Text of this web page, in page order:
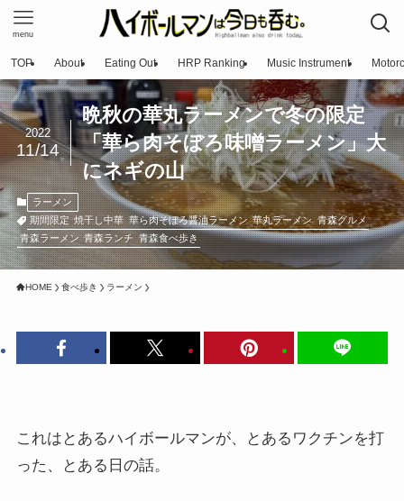
menu
TOP About Eating Out HRP Ranking Music Instrument
晩秋の華丸ラーメンで冬の限定
「華ら肉そぼろ味噌ラーメン」大
にネギの山
2022
11/14
ラーメン
期間限定 焼干し中華 華ら肉そぼろ醤油ラーメン 華丸ラーメン 青森グルメ
青森ラーメン 青森ランチ 青森食べ歩き
HOME 食べ歩き ラーメン
これはとあるハイボールマンが、とあるワクチンを打
った、とある日の話。